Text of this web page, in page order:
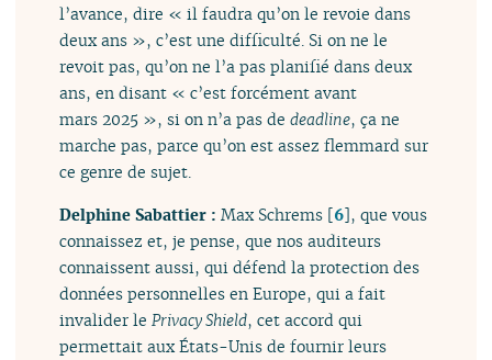
l’avance, dire « il faudra qu’on le revoie dans
deux ans », c’est une difficulté. Si on ne le
revoit pas, qu’on ne l’a pas planifié dans deux
ans, en disant « c’est forcément avant
mars 2025 », si on n’a pas dedeadline, ça ne
marche pas, parce qu’on est assez flemmard sur
ce genre de sujet.
Delphine Sabattier :Max Schrems [6], que vous
connaissez et, je pense, que nos auditeurs
connaissent aussi, qui défend la protection des
données personnelles en Europe, qui a fait
invalider le Privacy Shield, cet accord qui
permettait aux États-Unis de fournir leurs